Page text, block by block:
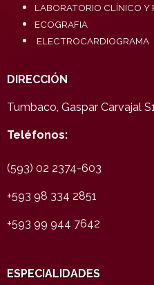
LABORATORIO CLÍNICO Y
ECOGRAFIA
ELECTROCARDIOGRAMA
DIRECCIÓN
Tumbaco, Gaspar Carvajal
Teléfonos:
(593) 02 2374-603
+593 98 334 2851
+593 99 944 7642
ESPECIALIDADES